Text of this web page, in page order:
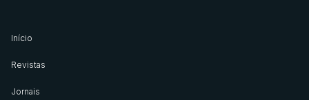
Início
Revistas
Jornais